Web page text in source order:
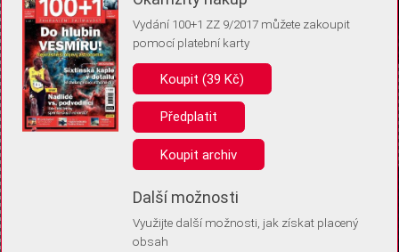
Pro základní fungování webu nepotřebujeme ukládat žádné informace
(tzv. cookies apod.). Rádi bychom vás ale požádali o souhlas s
uložením volitelných informací:
Anonymní unikátní ID
Díky němu příště poznáme, že se jedná o stejné zařízení, a
Identifikátor je zcela anonymní.
Vaše souhlasy a odmítnutí si ukládáme do vašeho zařízení, abychom se
vás už příště znovu neptali. Můžete je kdykoli později upravit ve Správě
Vydání 100+1 ZZ 9/2017 můžete zakoupit
pomocí platební karty
Koupit (39 Kč)
Předplatit
Koupit archiv
Další možnosti
Využijte další možnosti, jak získat placený
obsah